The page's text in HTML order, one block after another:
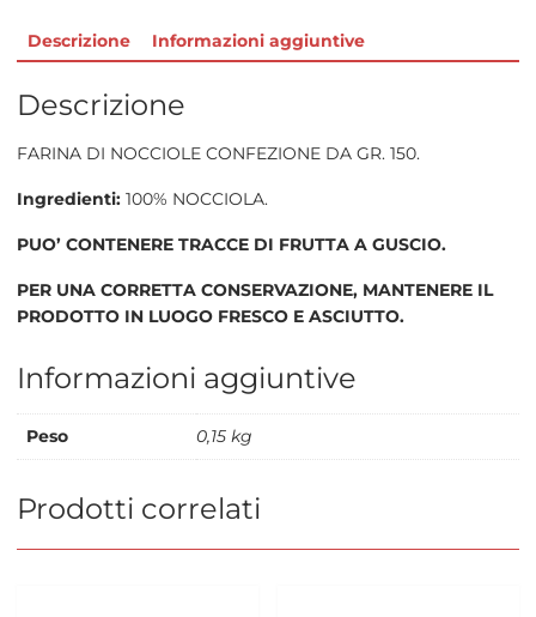
Descrizione Informazioni aggiuntive
Descrizione
FARINA DI NOCCIOLE CONFEZIONE DA GR. 150.
Ingredienti:100% NOCCIOLA.
PUO’ CONTENERE TRACCE DI FRUTTA A GUSCIO.
PER UNA CORRETTA CONSERVAZIONE, MANTENERE IL
PRODOTTO IN LUOGO FRESCO E ASCIUTTO.
Informazioni aggiuntive
Peso 0,15 kg
Prodotti correlati